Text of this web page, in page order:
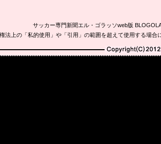
サッカー専門新聞エル・ゴラッソweb版
法上の「私的使用」や「引用」の範囲を超えて使用する場
Copyright(C)2010-